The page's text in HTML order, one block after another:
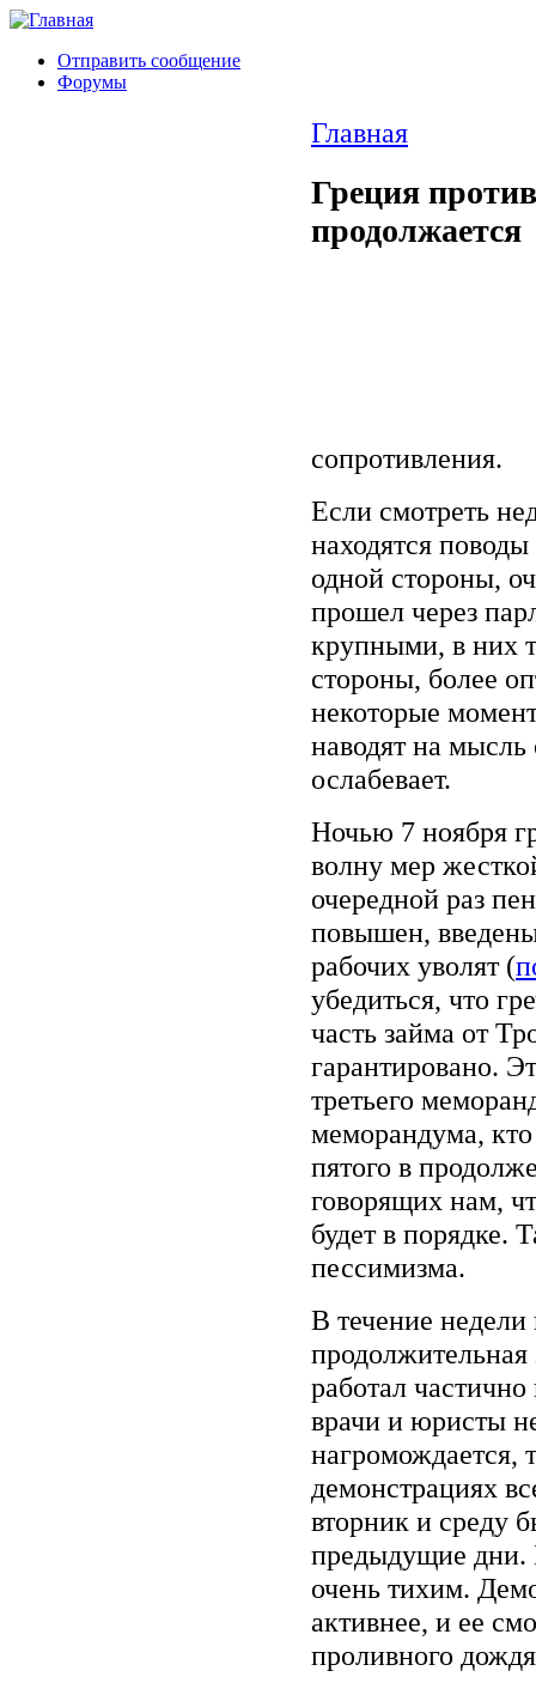
Отправить сообщение
Форумы
Главная
Греция
продолжается
сопротивления.
Если смотреть
находятся
одной стороны,
прошел через
крупными, в них
стороны, более
некоторые
наводят на мысль
ослабевает.
Ночью 7 ноября
волну мер
очередной раз
повышен,
рабочих уволят (
убедиться, что
часть займа от
гарантировано.
третьего
меморандума, кто
пятого в
говорящих нам,
будет в порядке.
пессимизма.
В течение
работал
врачи и юристы
нагромождается,
демонстрациях
вторник и среду
предыдущие
очень тихим.
активнее, и ее
проливного